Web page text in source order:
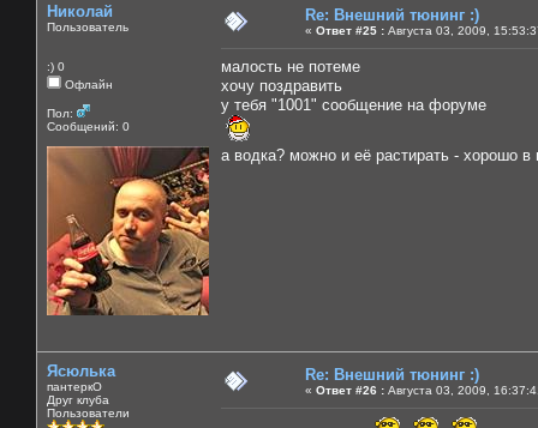
Николай
Пользователь
:) 0
Офлайн
Пол:
Сообщений: 0
Re: Внешний тюнинг :)
« Ответ #25 : Августа 03, 2009,
малость не потеме
хочу поздравить
у тебя "1001" сообщение на форуме
а водка? можно и её растирать - хорошо в
Ясюлька
пантеркО
Друг клуба
Пользователи
Re: Внешний тюнинг :)
« Ответ #26 : Августа 03, 2009,